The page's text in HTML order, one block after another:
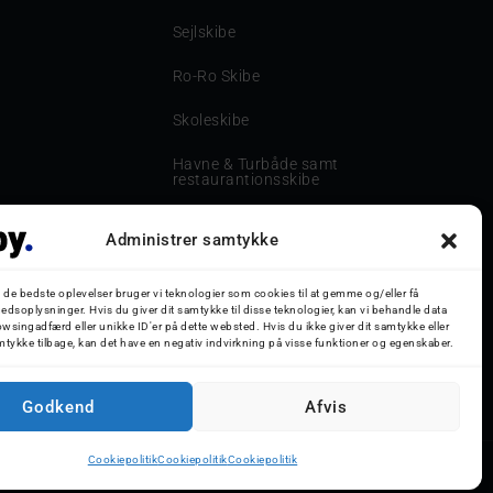
Administrer samtykke
de bedste oplevelser bruger vi teknologier som cookies til at gemme og/eller få
Hvis du giver dit samtykke til disse teknologier, kan vi behandle data
eller unikke ID'er på dette websted. Hvis du ikke giver dit samtykke eller
tilbage, kan det have en negativ indvirkning på visse funktioner og egenskaber.
Godkend Afvis
CookiepolitikCookiepolitikCookiepolitik
Sejlskibe
Ro-Ro Skibe
Skoleskibe
Havne & Turbåde samt
restaurantionsskibe
Storebæltsbroen